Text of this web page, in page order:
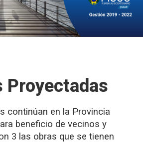
Proyectadas
continúan en la Provincia
beneficio de vecinos y
3 las obras que se tienen